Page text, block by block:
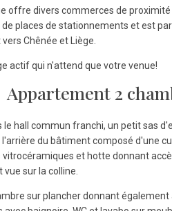
offre divers commerces de
de places de stationnements et est
Chênée et Liège.
actif qui n'attend que votre venue!
Appartement 2
le hall commun franchi, un petit sas
du bâtiment composé d'une
vitrocéramiques et hotte donnant
vue sur la colline.
sur plancher donnant